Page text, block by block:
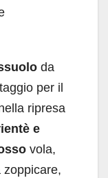
da
per il
ripresa
e
vola,
zoppicare,